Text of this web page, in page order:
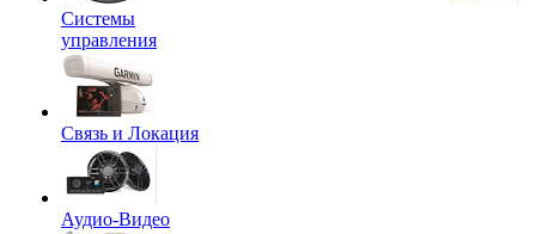
Системы
управления
Связь и Локация
Аудио-Видео